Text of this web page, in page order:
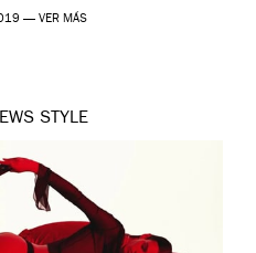
— VER MÁS
STYLE